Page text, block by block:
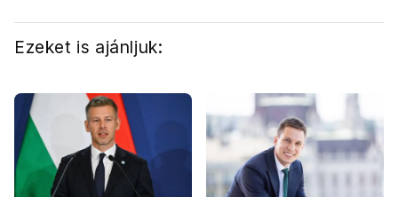
Ezeket is ajánljuk: